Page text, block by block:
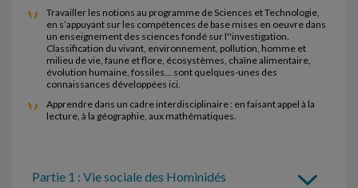
Travailler les notions au programme de Sciences et Technologie,
en s’appuyant sur les compétences de base mises en oeuvre dans
un enseignement des sciences fondé sur l''investigation.
Classification du vivant, environnement, pollution, homme et
milieu de vie, faune et flore, écosystèmes, chaîne alimentaire,
évolution humaine, fossiles… sont quelques-unes des
connaissances développées ici.
Apprendre dans un cadre interdisciplinaire : en faisant appel à la
lecture, à la géographie, aux mathématiques.
Partie 1 : Vie sociale des Hominidés